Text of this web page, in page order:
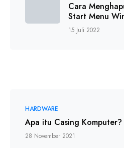
Cara
Start Menu
15 Juli 2022
HARDWARE
Apa itu Casing Komputer?
28 November 2021